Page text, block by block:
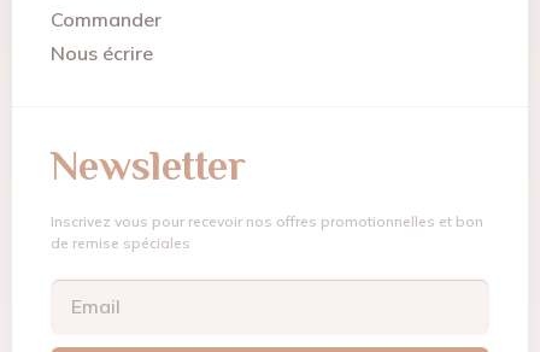
Commander
Nous écrire
Newsletter
Inscrivez vous pour recevoir nos offres promotionnelles et bon
de remise spéciales